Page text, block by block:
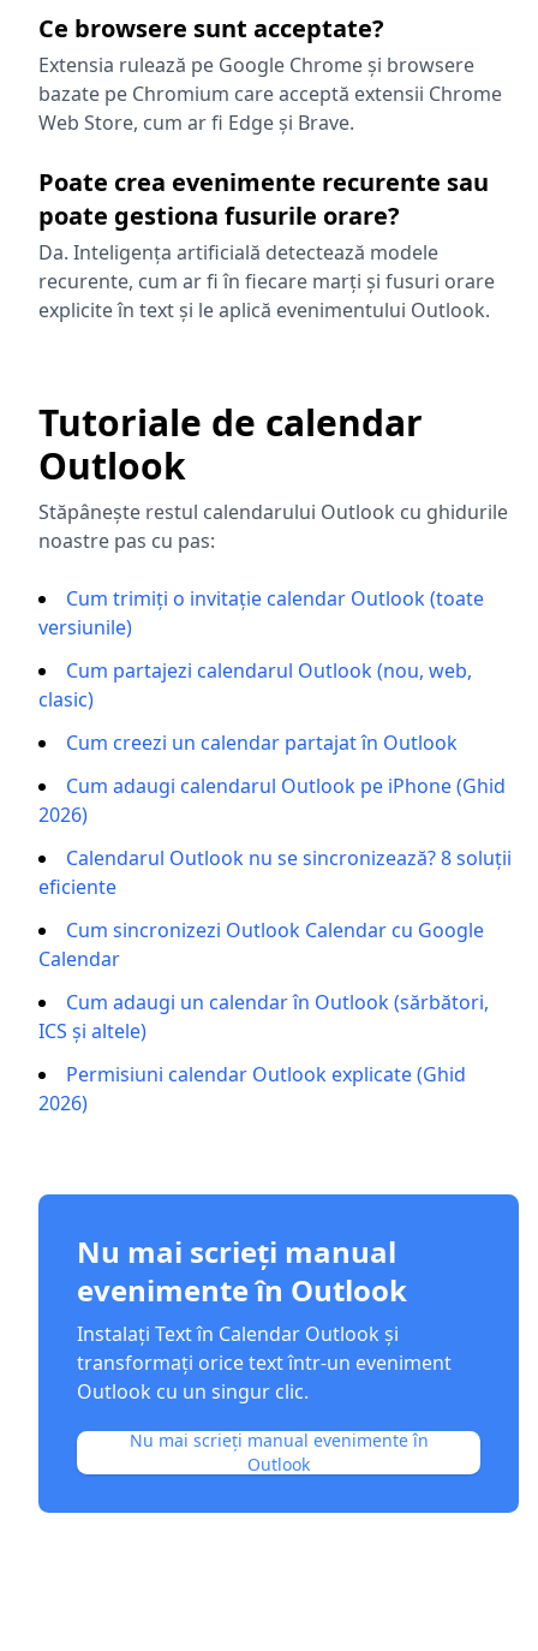
Ce browsere sunt acceptate?
Extensia rulează pe Google Chrome și browsere
bazate pe Chromium care acceptă extensii Chrome
Web Store, cum ar fi Edge și Brave.
Poate crea evenimente recurente sau
poate gestiona fusurile orare?
Da. Inteligența artificială detectează modele
recurente, cum ar fi în fiecare marți și fusuri orare
explicite în text și le aplică evenimentului Outlook.
Tutoriale de calendar
Outlook
Stăpânește restul calendarului Outlook cu ghidurile
noastre pas cu pas:
Cum trimiți o invitație calendar Outlook (toate
versiunile)
Cum partajezi calendarul Outlook (nou, web,
clasic)
Cum creezi un calendar partajat în Outlook
Cum adaugi calendarul Outlook pe iPhone (Ghid
2026)
Calendarul Outlook nu se sincronizează? 8 soluții
eficiente
Cum sincronizezi Outlook Calendar cu Google
Calendar
Cum adaugi un calendar în Outlook (sărbători,
ICS și altele)
Permisiuni calendar Outlook explicate (Ghid
2026)
Nu mai scrieți manual
evenimente în Outlook
Instalați Text în Calendar Outlook și
transformați orice text într-un eveniment
Outlook cu un singur clic.
Nu mai scrieți manual evenimente în
Outlook